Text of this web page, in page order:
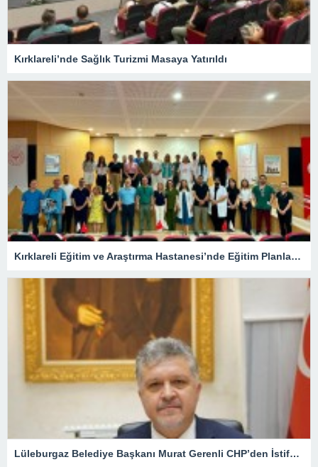
Kırklareli’nde Sağlık Turizmi Masaya Yatırıldı
Kırklareli Eğitim ve Araştırma Hastanesi’nde Eğitim Planlaması Masaya Yatırıldı
Lüleburgaz Belediye Başkanı Murat Gerenli CHP’den İstifa Etti